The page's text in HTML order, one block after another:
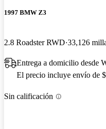
1997 BMW Z3
2.8 Roadster RWD 33,126
Entrega a domicilio desde
El precio incluye envío de
Sin calificación